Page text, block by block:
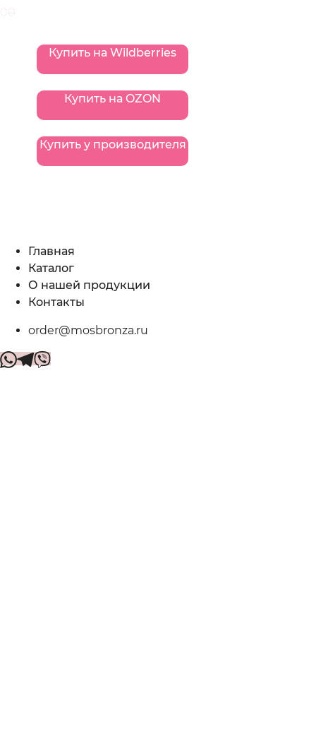
0
Купить на OZON
Купить на Wildberries
Купить у производителя
Главная
Каталог
О нашей продукции
Контакты
order@mosbronza.ru